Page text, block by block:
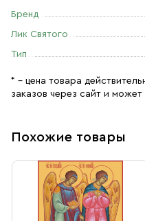
Бренд
Лик Святого
Тип
* – цена товара
заказов через сайт и может
Похожие товары